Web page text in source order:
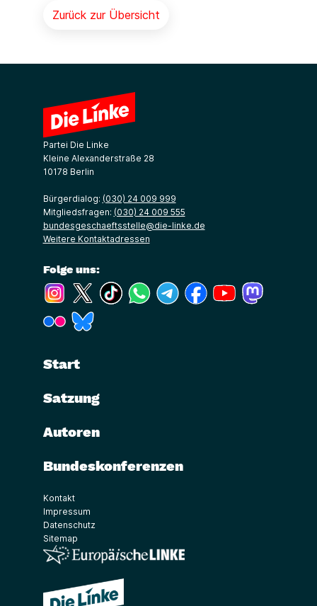
Zurück zur Übersicht
Partei Die Linke
Kleine Alexanderstraße 28
10178 Berlin
Bürgerdialog: (030) 24 009 999
Mitgliedsfragen: (030) 24 009 555
bundesgeschaeftsstelle@die-linke.de
Weitere Kontaktadressen
Folge uns:
(Link öffnet ein neues Fenster)
(Link öffnet ein neues Fenster)
(Link öffnet ein neues Fenster)
(Link öffnet ein neues Fenster)
(Link öffnet ein neues Fenster)
(Link öffnet ein neues
(Link öffnet ein
(Link öffnet ein neues Fenster)
Start
Satzung
Autoren
Bundeskonferenzen
Kontakt
Impressum
Datenschutz
Sitemap
(Link öffnet ein neues Fenster)